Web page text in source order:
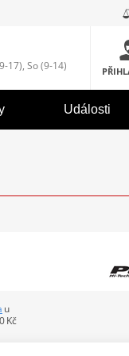
17), So (9-14)
Události
u
Kč